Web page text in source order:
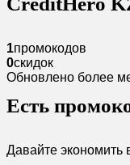
1промокодов
0скидок
Обновлено более
Есть
Давайте экономить